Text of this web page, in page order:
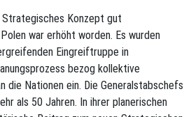
Strategisches Konzept gut
war erhöht worden. Es wurden
Eingreiftruppe in
bezog kollektive
die Nationen ein. Die Generalstabschefs
als 50 Jahren. In ihrer planerischen